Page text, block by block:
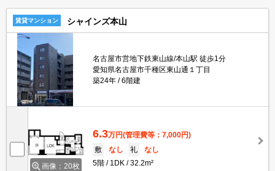
賃貸マンション シャインズ本山
名古屋市営地下鉄東山線/本山駅 徒歩1分
愛知県名古屋市千種区東山通１丁目
築24年
6階建
画像：20枚
6.3万円(管理費等：7,000円)
敷
なし 礼
なし
5階
1DK 32.2m²